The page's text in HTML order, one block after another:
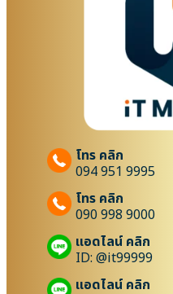
โทร คลิก
094 951 9995
โทร คลิก
090 998 9000
แอดไลน์ คลิก
ID: @it99999
แอดไลน์ คลิก